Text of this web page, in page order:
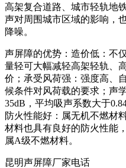
高架复合道路、城市轻轨地
声对周围城市区域的影响，
降噪。
声屏障的优势：造价低：不
量轻可大幅减轻高架轻轨、
价；承受风荷强：强度高、
候条件对风荷载的要求；声
35dB，平均吸声系数大于
防火性能好：属无机不燃材
材料也具有良好的防火性能
属A级不燃材料。
昆明声屏障厂家电话